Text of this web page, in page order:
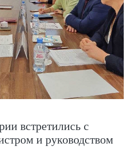
встретились c
и руководством